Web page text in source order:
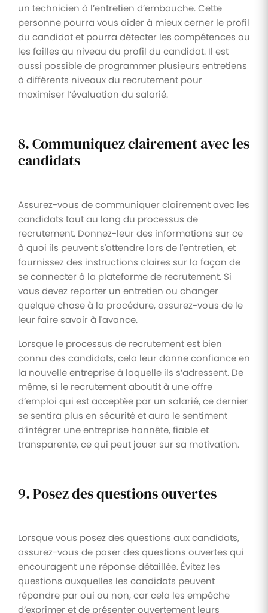
un technicien à l’entretien d’embauche. Cette
personne pourra vous aider à mieux cerner le profil
du candidat et pourra détecter les compétences ou
les failles au niveau du profil du candidat. Il est
aussi possible de programmer plusieurs entretiens
à différents niveaux du recrutement pour
maximiser l’évaluation du salarié.
8. Communiquez clairement avec les
candidats
Assurez-vous de communiquer clairement avec les
candidats tout au long du processus de
recrutement. Donnez-leur des informations sur ce
à quoi ils peuvent s'attendre lors de l'entretien, et
fournissez des instructions claires sur la façon de
se connecter à la plateforme de recrutement. Si
vous devez reporter un entretien ou changer
quelque chose à la procédure, assurez-vous de le
leur faire savoir à l'avance.
Lorsque le processus de recrutement est bien
connu des candidats, cela leur donne confiance en
la nouvelle entreprise à laquelle ils s’adressent. De
même, si le recrutement aboutit à une offre
d’emploi qui est acceptée par un salarié, ce dernier
se sentira plus en sécurité et aura le sentiment
d’intégrer une entreprise honnête, fiable et
transparente, ce qui peut jouer sur sa motivation.
9. Posez des questions ouvertes
Lorsque vous posez des questions aux candidats,
assurez-vous de poser des questions ouvertes qui
encouragent une réponse détaillée. Évitez les
questions auxquelles les candidats peuvent
répondre par oui ou non, car cela les empêche
d’exprimer et de présenter ouvertement leurs